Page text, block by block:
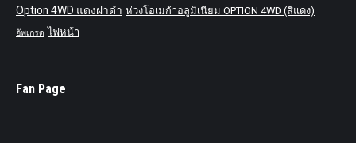
Option 4WD แดงฝาดำ ห่วงโอเมก้าอลูมิเนียม OPTION 4WD (สีแดง)
อัพเกรด ไฟหน้า
Fan Page